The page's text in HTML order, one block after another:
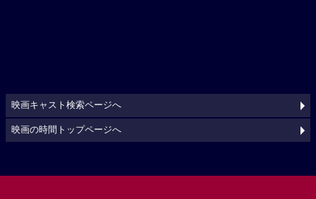
映画キャスト検索ページへ
映画の時間トップページへ